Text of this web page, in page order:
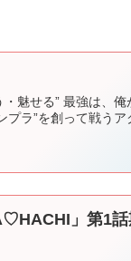
魅せる” 最強は、俺
ラ”を創って戦うア
」第1話